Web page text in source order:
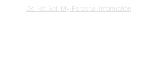
Do Not Sell My Personal Information